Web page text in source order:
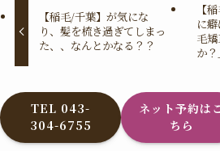
【稲毛/千葉】が気にな
り、髪を梳き過ぎてしまっ
た、、なんとかなる？？
【
に
毛
か？
TEL 043-
304-6755
ネット予約は
ちら